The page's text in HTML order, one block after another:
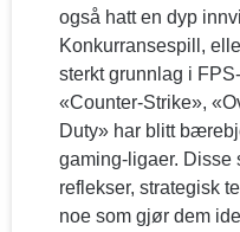
også hatt en dyp
Konkurransespill,
sterkt grunnlag i
«Counter-Strike»,
Duty» har blitt
gaming-ligaer. Disse
reflekser, strategisk
noe som gjør dem